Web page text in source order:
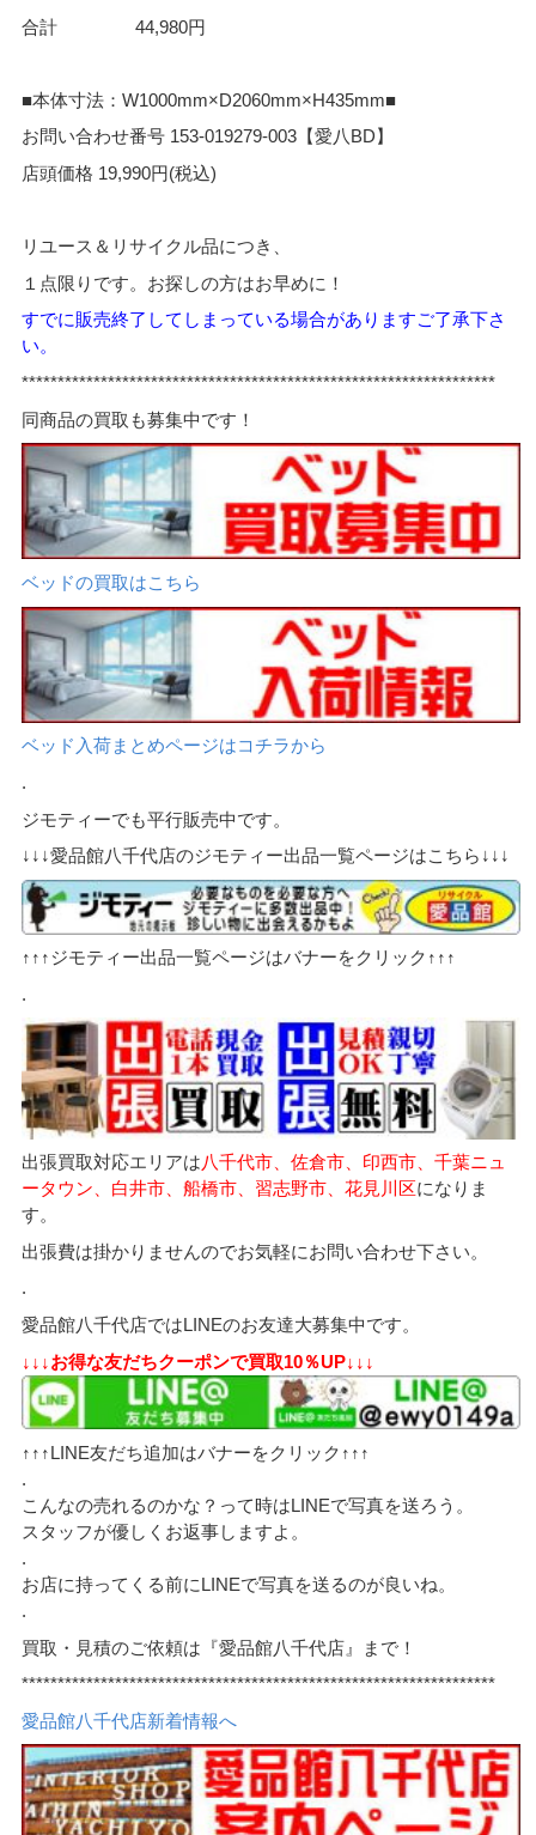
合計 44,980円
■本体寸法：W1000mm×D2060mm×H435mm■
お問い合わせ番号 153-019279-003【愛八BD】
店頭価格 19,990円(税込)
リユース＆リサイクル品につき、
１点限りです。お探しの方はお早めに！
すでに販売終了してしまっている場合がありますご了承下さ
い。
******************************************************************
同商品の買取も募集中です！
ベッドの買取はこちら
ベッド入荷まとめページはコチラから
.
ジモティーでも平行販売中です。
↓↓↓愛品館八千代店のジモティー出品一覧ページはこちら↓↓↓
↑↑↑ジモティー出品一覧ページはバナーをクリック↑↑↑
.
出張買取対応エリアは八千代市、佐倉市、印西市、千葉ニュ
ータウン、白井市、船橋市、習志野市、花見川区になりま
す。
出張費は掛かりませんのでお気軽にお問い合わせ下さい。
.
愛品館八千代店ではLINEのお友達大募集中です。
↓↓↓お得な友だちクーポンで買取10％UP↓↓↓
↑↑↑LINE友だち追加はバナーをクリック↑↑↑
.
こんなの売れるのかな？って時はLINEで写真を送ろう。
スタッフが優しくお返事しますよ。
.
お店に持ってくる前にLINEで写真を送るのが良いね。
.
買取・見積のご依頼は『愛品館八千代店』まで！
******************************************************************
愛品館八千代店新着情報へ